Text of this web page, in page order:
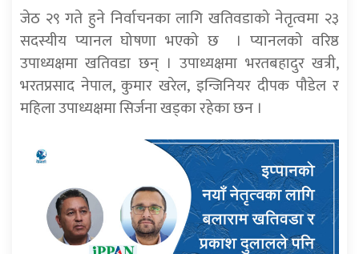
जेठ २९ गते हुने निर्वाचनका लागि खतिवडाको नेतृत्वमा २३
सदस्यीय प्यानल घोषणा भएको छ । प्यानलको वरिष्ठ
उपाध्यक्षमा खतिवडा छन् । उपाध्यक्षमा भरतबहादुर खत्री,
भरतप्रसाद नेपाल, कुमार खरेल, इन्जिनियर दीपक पौडेल र
महिला उपाध्यक्षमा सिर्जना खड्का रहेका छन ।